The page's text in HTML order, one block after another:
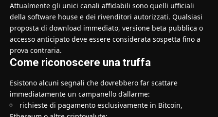
Attualmente gli unici canali affidabili sono quelli ufficiali
della software house e dei rivenditori autorizzati. Qualsiasi
proposta di download immediato, versione beta pubblica o
accesso anticipato deve essere considerata sospetta fino a
prova contraria.
Come riconoscere una truffa
Esistono alcuni segnali che dovrebbero far scattare
immediatamente un campanello d’allarme:
richieste di pagamento esclusivamente in Bitcoin,